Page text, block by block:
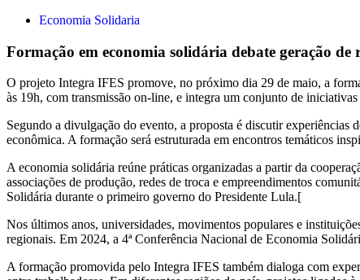
Economia Solidaria
Formação em economia solidária debate geração
O projeto Integra IFES promove, no próximo dia 29 de maio, a
às 19h, com transmissão on-line, e integra um conjunto de
Segundo a divulgação do evento, a proposta é discutir
econômica. A formação será estruturada em encontros temáticos
A economia solidária reúne práticas organizadas a partir da
associações de produção, redes de troca e empreendimentos
Solidária durante o primeiro governo do Presidente Lula.[
Nos últimos anos, universidades, movimentos populares e
regionais. Em 2024, a 4ª Conferência Nacional de Economia
A formação promovida pelo Integra IFES também dialoga com